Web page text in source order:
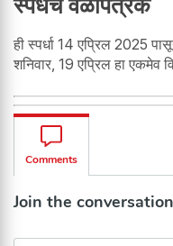
ही स्पर्धा 14 एप्रिल 2025
शनिवार, 19 एप्रिल हा एकमेव